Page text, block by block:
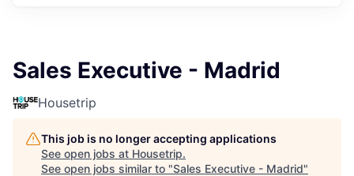
Sales Executive - Madrid
Housetrip
This job is no longer accepting applications
See open jobs at Housetrip.
See open jobs similar to "Sales Executive - Madrid"